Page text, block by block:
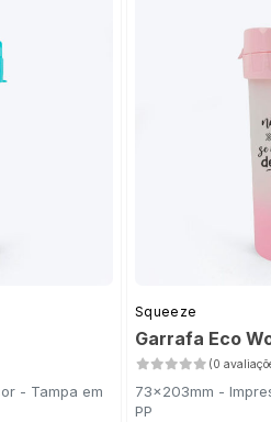
- Tampa em
Squeeze
Garrafa Eco
(0
73x203mm -
PP